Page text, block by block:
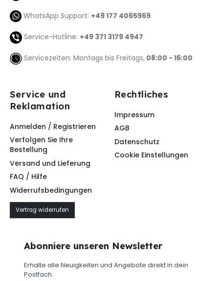
WhatsApp Support: +49 177 4065969
Service-Hotline: +49 371 3179 4947
Servicezeiten: Montags bis Freitags, 08:00 - 16:00
Service und
Reklamation
Anmelden / Registrieren
Verfolgen Sie Ihre
Bestellung
Versand und Lieferung
FAQ / Hilfe
Widerrufsbedingungen
Vertrag widerrufen
Rechtliches
Impressum
AGB
Datenschutz
Cookie Einstellungen
Abonniere unseren Newsletter
Erhalte alle Neuigkeiten und Angebote direkt in dein
Postfach.